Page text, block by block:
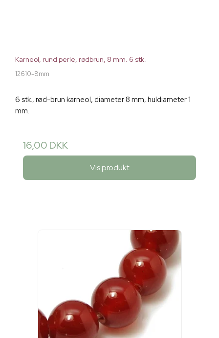
Karneol, rund perle, rødbrun, 8 mm. 6 stk.
12610-8mm
6 stk., rød-brun karneol, diameter 8 mm, huldiameter 1
mm.
16,00 DKK
Vis produkt